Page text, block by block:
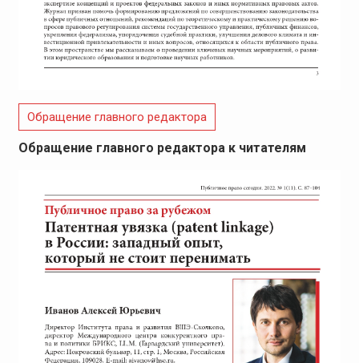
Обращение главного редактора
Обращение главного редактора к читателям